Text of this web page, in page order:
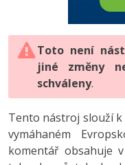
HTML5,
SQL a
Testování a
UML a
React
PHP
JavaScript
Python
HTML / CSS
UML a
Vývojář
C# Game
Tester
-80%
JavaScript -
PHP -80%
Swift -80%
Digitální
Marketing
WordPress
SEO
UX
Adobe
Adobe
Adobe XD
Adobe
Toto není
jiné změny
schváleny.
Tento nástroj slouží
vymáhaném
komentář obsahuje v